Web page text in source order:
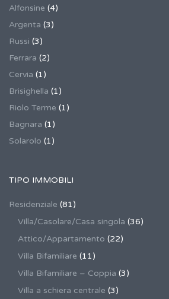
Alfonsine (4)
Argenta (3)
Russi (3)
Ferrara (2)
Cervia (1)
Brisighella (1)
Riolo Terme (1)
Bagnara (1)
Solarolo (1)
TIPO IMMOBILI
Residenziale (81)
Villa/Casolare/Casa singola (36)
Attico/Appartamento (22)
Villa Bifamiliare (11)
Villa Bifamiliare – Coppia (3)
Villa a schiera centrale (3)